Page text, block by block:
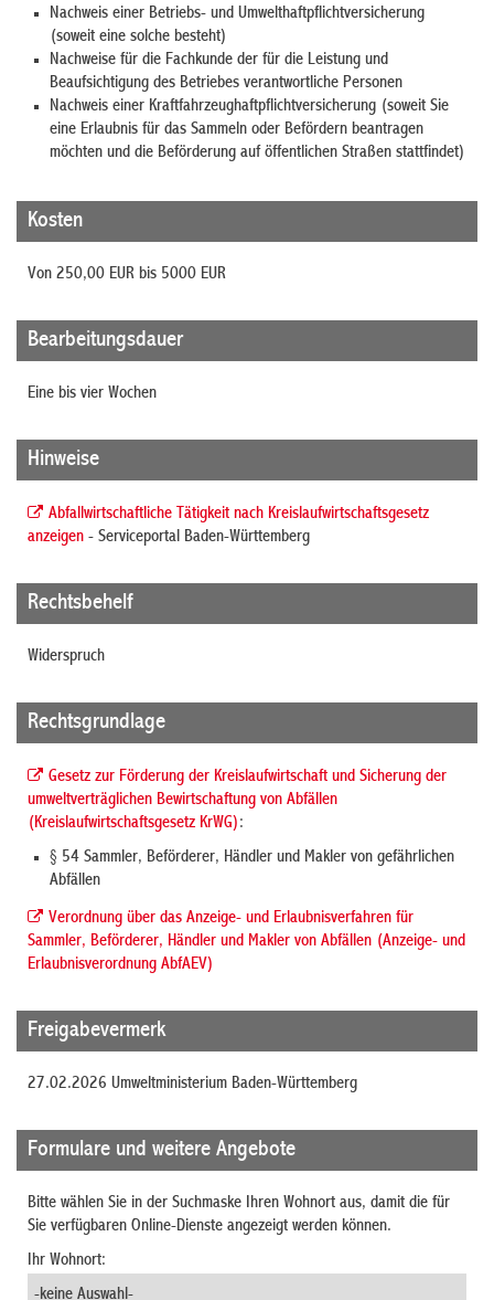
Nachweis einer Betriebs- und Umwelthaftpflichtversicherung
(soweit eine solche besteht)
Nachweise für die Fachkunde der für die Leistung und
Beaufsichtigung des Betriebes verantwortliche Personen
Nachweis einer Kraftfahrzeughaftpflichtversicherung (soweit Sie
eine Erlaubnis für das Sammeln oder Befördern beantragen
möchten und die Beförderung auf öffentlichen Straßen stattfindet)
Kosten
Von 250,00 EUR bis 5000 EUR
Bearbeitungsdauer
Eine bis vier Wochen
Hinweise
Abfallwirtschaftliche Tätigkeit nach Kreislaufwirtschaftsgesetz
anzeigen - Serviceportal Baden-Württemberg
Rechtsbehelf
Widerspruch
Rechtsgrundlage
Gesetz zur Förderung der Kreislaufwirtschaft und Sicherung der
umweltverträglichen Bewirtschaftung von Abfällen
(Kreislaufwirtschaftsgesetz KrWG):
§ 54 Sammler, Beförderer, Händler und Makler von gefährlichen
Abfällen
Verordnung über das Anzeige- und Erlaubnisverfahren für
Sammler, Beförderer, Händler und Makler von Abfällen (Anzeige- und
Erlaubnisverordnung AbfAEV)
Freigabevermerk
27.02.2026 Umweltministerium Baden-Württemberg
Formulare und weitere Angebote
Bitte wählen Sie in der Suchmaske Ihren Wohnort aus, damit die für
Sie verfügbaren Online-Dienste angezeigt werden können.
Ihr Wohnort: